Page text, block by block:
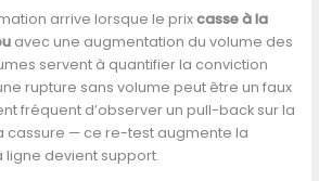
arrive lorsque le prixcasse à la
avec une augmentation du volume des
servent à quantifier la conviction
rupture sans volume peut être un faux
fréquent d’observer un pull-back sur la
cassure — ce re-test augmente la
ligne devient support.